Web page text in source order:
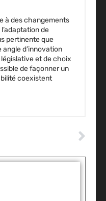
à des changements
de
pertinente que
d’innovation
et de choix
de façonner un
coexistent